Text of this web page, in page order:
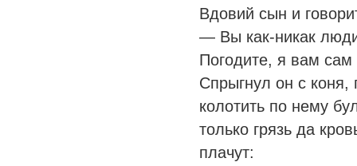
Вдовий сын и
— Вы как-никак
Погодите, я вам
Спрыгнул он с
колотить по нему
только грязь да
плачут: